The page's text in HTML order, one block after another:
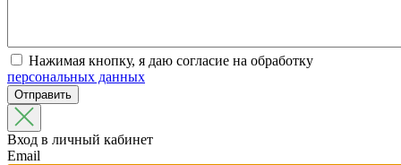
Нажимая кнопку, я даю согласие на обработку
персональных данных
Вход в личный кабинет
Email